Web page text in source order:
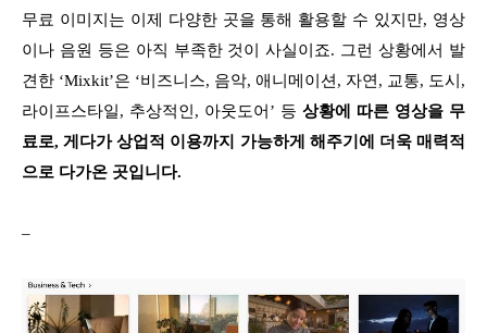
무료 이미지는 이제 다양한 곳을 통해 활용할 수 있지만, 영상
이나 음원 등은 아직 부족한 것이 사실이죠. 그런 상황에서 발
견한 ‘Mixkit’은 ‘비즈니스, 음악, 애니메이션, 자연, 교통, 도시,
라이프스타일, 추상적인, 아웃도어’ 등 상황에 따른 영상을 무
료로, 게다가 상업적 이용까지 가능하게 해주기에 더욱 매력적
으로 다가온 곳입니다.
–